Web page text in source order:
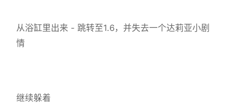
从浴缸里出来 - 跳转至1.6，并失去一个达莉亚小剧
情
继续躲着